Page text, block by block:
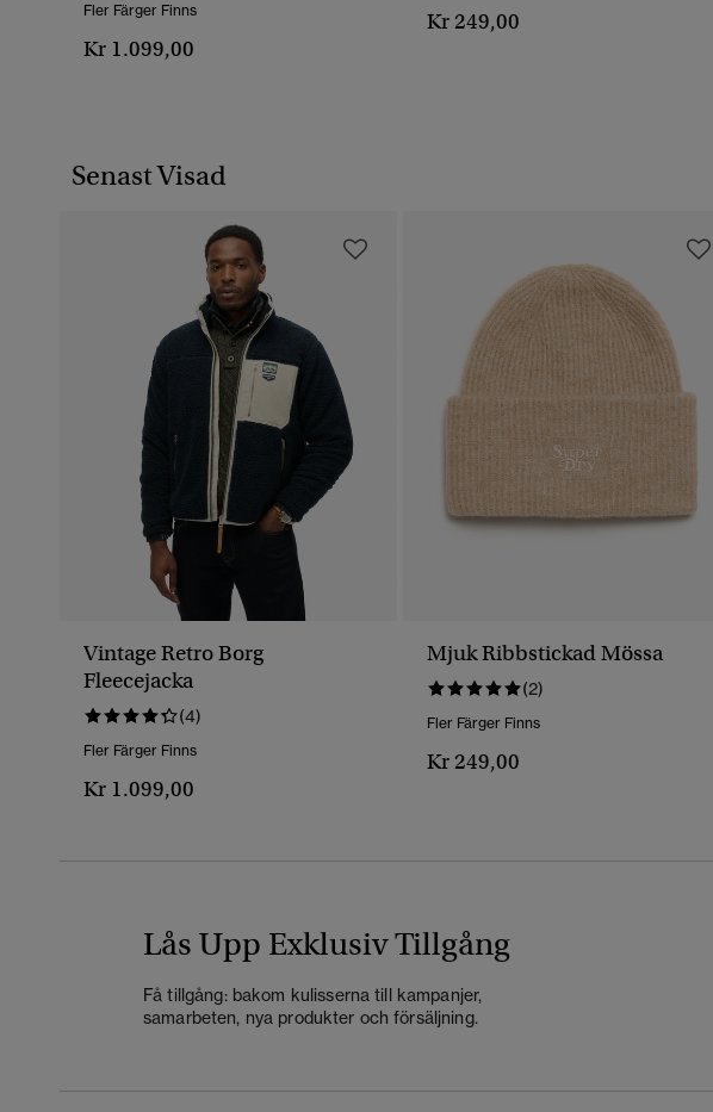
Fler Färger Finns
Kr 1.099,00
Kr 249,00
Senast Visad
Vintage Retro Borg
Fleecejacka
(4)
Fler Färger Finns
Kr 1.099,00
Mjuk Ribbstickad Mössa
(2)
Fler Färger Finns
Kr 249,00
Lås Upp Exklusiv Tillgång
Få tillgång: bakom kulisserna till kampanjer,
samarbeten, nya produkter och försäljning.